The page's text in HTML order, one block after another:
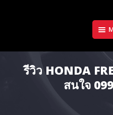
รีวิว HONDA
สนใจ